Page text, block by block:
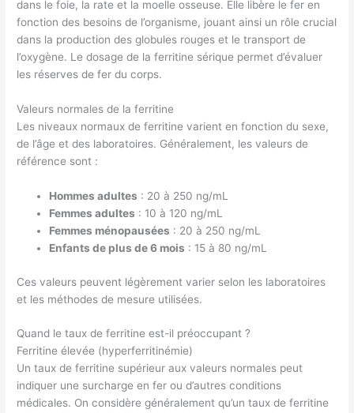
dans le foie, la rate et la moelle osseuse. Elle libère le fer en
fonction des besoins de l’organisme, jouant ainsi un rôle crucial
dans la production des globules rouges et le transport de
l’oxygène. Le dosage de la ferritine sérique permet d’évaluer
les réserves de fer du corps.
Valeurs normales de la ferritine
Les niveaux normaux de ferritine varient en fonction du sexe,
de l’âge et des laboratoires. Généralement, les valeurs de
référence sont :
Hommes adultes : 20 à 250 ng/mL
Femmes adultes : 10 à 120 ng/mL
Femmes ménopausées : 20 à 250 ng/mL
Enfants de plus de 6 mois : 15 à 80 ng/mL
Ces valeurs peuvent légèrement varier selon les laboratoires
et les méthodes de mesure utilisées.
Quand le taux de ferritine est-il préoccupant ?
Ferritine élevée (hyperferritinémie)
Un taux de ferritine supérieur aux valeurs normales peut
indiquer une surcharge en fer ou d’autres conditions
médicales. On considère généralement qu’un taux de ferritine